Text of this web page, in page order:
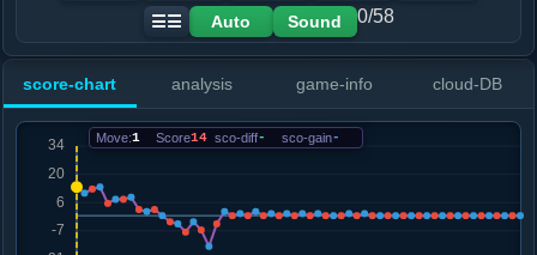
红+2
13. 车九平二
红+0
.....马７退８
红+1
15. 车一平二
.....马８进７
16. 车二进六
红+0
☰☰
Auto Sound 0/58
score-chart analysis game-info cloud-DB
Move:1 Score14 sco-diff- sco-gain-